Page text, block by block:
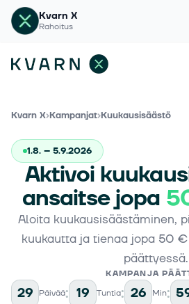
Kvarn X
Rahoitus
Kvarn X›Kampanjat›Kuukausisäästö
1.8. – 5.9.2026
Aktivoi
ansaitse jopa
Aloita kuukausisäästäminen,
kuukautta ja tienaa jopa 50
päättyessä.
KAMPANJA
29 Päivää: 19 Tuntia: 26 Min: